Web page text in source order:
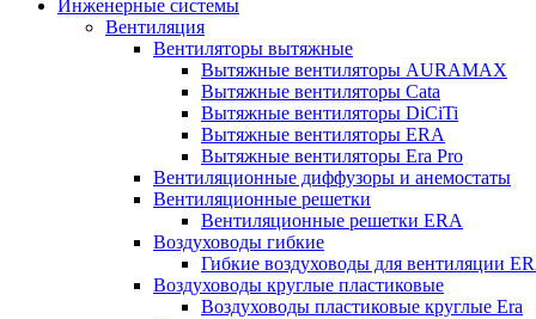
Инженерные системы
Вентиляция
Вентиляторы вытяжные
Вытяжные вентиляторы AURAMAX
Вытяжные вентиляторы Cata
Вытяжные вентиляторы DiCiTi
Вытяжные вентиляторы ERA
Вытяжные вентиляторы Era Pro
Вентиляционные диффузоры и анемостаты
Вентиляционные решетки
Вентиляционные решетки ERA
Воздуховоды гибкие
Гибкие воздуховоды для вентиляции
Воздуховоды круглые пластиковые
Воздуховоды пластиковые круглые Era